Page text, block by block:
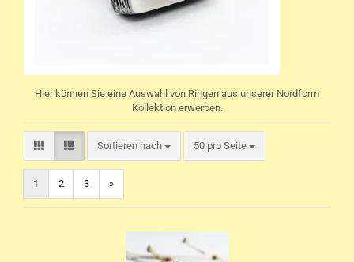
Hier können Sie eine Auswahl von Ringen aus unserer Nordform
Kollektion erwerben.
Sortieren nach 50 pro Seite
pro Seite
1 2 3 »